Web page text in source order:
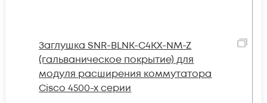
Заглушка SNR-BLNK-C4KX-NM-Z
(гальваническое покрытие) для
модуля расширения коммутатора
Cisco 4500-x серии